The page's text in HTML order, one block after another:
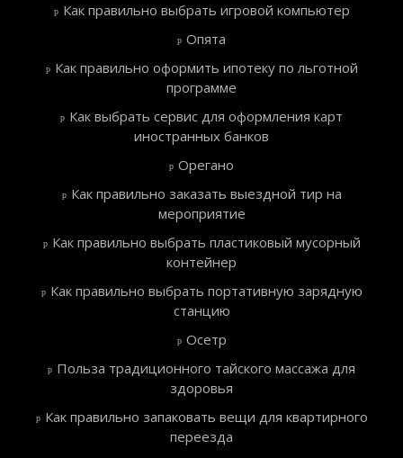
Как правильно выбрать игровой компьютер
Опята
Как правильно оформить ипотеку по льготной
программе
Как выбрать сервис для оформления карт
иностранных банков
Орегано
Как правильно заказать выездной тир на
мероприятие
Как правильно выбрать пластиковый мусорный
контейнер
Как правильно выбрать портативную зарядную
станцию
Осетр
Польза традиционного тайского массажа для
здоровья
Как правильно запаковать вещи для квартирного
переезда